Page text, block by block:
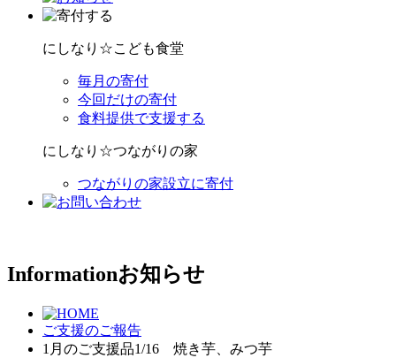
にしなり☆こども食堂
毎月の寄付
今回だけの寄付
食料提供で支援する
にしなり☆つながりの家
つながりの家設立に寄付
Informationお知らせ
ご支援のご報告
1月のご支援品1/16 焼き芋、みつ芋